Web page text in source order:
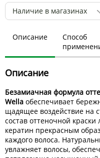
Наличие в магазинах
Описание
Способ
Описание
Безамиачная формула
Wella обеспечивает
щадящее воздействие на
состав оттеночной
кератин прекрасным
каждого волоса.
увлажняет волосы,